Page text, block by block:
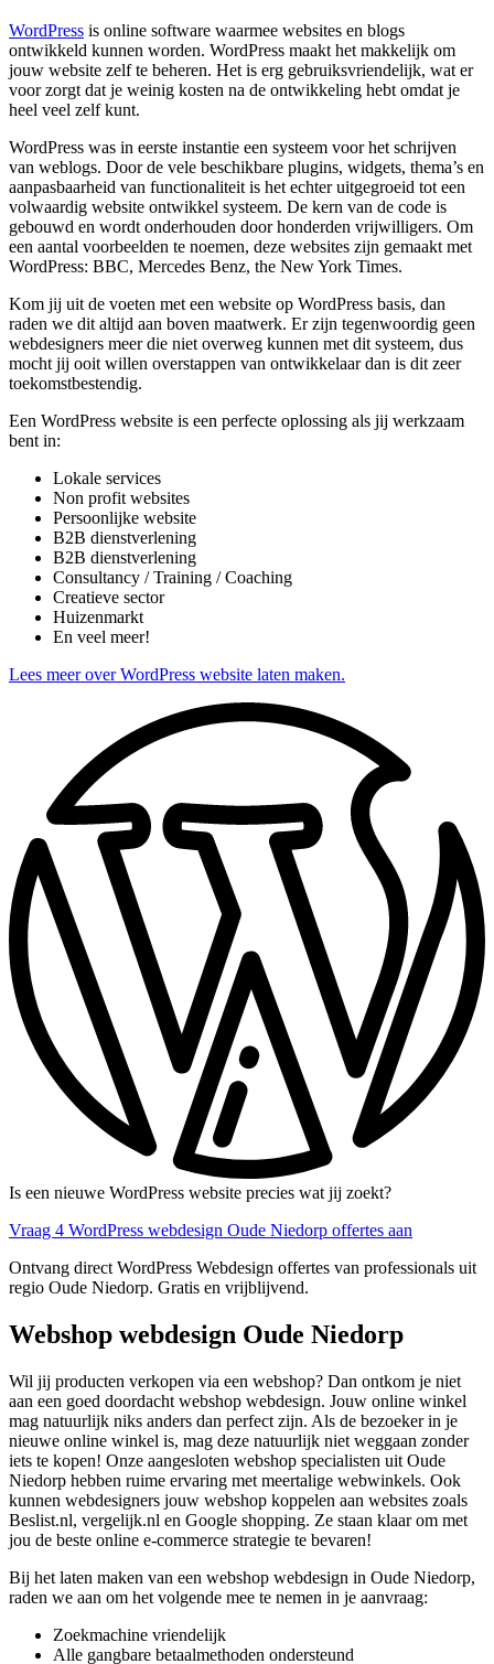
WordPress is online software waarmee websites en blogs
ontwikkeld kunnen worden. WordPress maakt het makkelijk om
jouw website zelf te beheren. Het is erg gebruiksvriendelijk, wat er
voor zorgt dat je weinig kosten na de ontwikkeling hebt omdat je
heel veel zelf kunt.
WordPress was in eerste instantie een systeem voor het schrijven
van weblogs. Door de vele beschikbare plugins, widgets, thema’s en
aanpasbaarheid van functionaliteit is het echter uitgegroeid tot een
volwaardig website ontwikkel systeem. De kern van de code is
gebouwd en wordt onderhouden door honderden vrijwilligers. Om
een aantal voorbeelden te noemen, deze websites zijn gemaakt met
WordPress: BBC, Mercedes Benz, the New York Times.
Kom jij uit de voeten met een website op WordPress basis, dan
raden we dit altijd aan boven maatwerk. Er zijn tegenwoordig geen
webdesigners meer die niet overweg kunnen met dit systeem, dus
mocht jij ooit willen overstappen van ontwikkelaar dan is dit zeer
toekomstbestendig.
Een WordPress website is een perfecte oplossing als jij werkzaam
bent in:
Lokale services
Non profit websites
Persoonlijke website
B2B dienstverlening
B2B dienstverlening
Consultancy / Training / Coaching
Creatieve sector
Huizenmarkt
En veel meer!
Lees meer over WordPress website laten maken.
Is een nieuwe WordPress website precies wat jij zoekt?
Vraag 4 WordPress webdesign Oude Niedorp offertes aan
Ontvang direct WordPress Webdesign offertes van professionals uit
regio Oude Niedorp. Gratis en vrijblijvend.
Webshop webdesign Oude Niedorp
Wil jij producten verkopen via een webshop? Dan ontkom je niet
aan een goed doordacht webshop webdesign. Jouw online winkel
mag natuurlijk niks anders dan perfect zijn. Als de bezoeker in je
nieuwe online winkel is, mag deze natuurlijk niet weggaan zonder
iets te kopen! Onze aangesloten webshop specialisten uit Oude
Niedorp hebben ruime ervaring met meertalige webwinkels. Ook
kunnen webdesigners jouw webshop koppelen aan websites zoals
Beslist.nl, vergelijk.nl en Google shopping. Ze staan klaar om met
jou de beste online e-commerce strategie te bevaren!
Bij het laten maken van een webshop webdesign in Oude Niedorp,
raden we aan om het volgende mee te nemen in je aanvraag:
Zoekmachine vriendelijk
Alle gangbare betaalmethoden ondersteund